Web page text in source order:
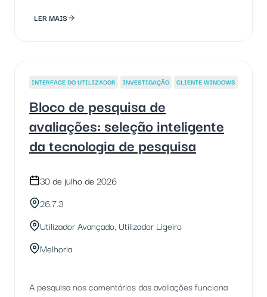
LER MAIS
INTERFACE DO UTILIZADOR INVESTIGAÇÃO CLIENTE WINDOWS
Bloco de pesquisa de
avaliações: seleção inteligente
da tecnologia de pesquisa
30 de julho de 2026
26.7.3
Utilizador Avançado, Utilizador Ligeiro
Melhoria
A pesquisa nos comentários das avaliações funciona